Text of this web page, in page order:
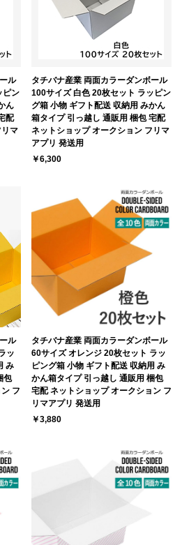
ル
ピン
ん
配
マ
タチバナ産業 両面カラーダンボール
100サイズ 白色 20枚セット ラッピン
グ箱 小物 ギフト配送 収納用 みかん
箱タイプ 引っ越し 通販用 梱包 宅配
ネットショップ オークション フリマ
アプリ 発送用
￥6,300
ル
ッ
み
包
フ
タチバナ産業 両面カラーダンボール
60サイズ オレンジ 20枚セット ラッ
ピング箱 小物 ギフト配送 収納用 み
かん箱タイプ 引っ越し 通販用 梱包
宅配 ネットショップ オークション フ
リマアプリ 発送用
￥3,880